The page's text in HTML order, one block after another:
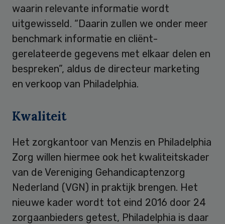
waarin relevante informatie wordt
uitgewisseld. “Daarin zullen we onder meer
benchmark informatie en cliënt-
gerelateerde gegevens met elkaar delen en
bespreken”, aldus de directeur marketing
en verkoop van Philadelphia.
Kwaliteit
Het zorgkantoor van Menzis en Philadelphia
Zorg willen hiermee ook het kwaliteitskader
van de Vereniging Gehandicaptenzorg
Nederland (VGN) in praktijk brengen. Het
nieuwe kader wordt tot eind 2016 door 24
zorgaanbieders getest, Philadelphia is daar